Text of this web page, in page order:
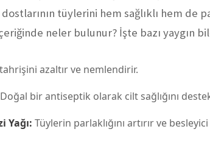
tüylerini hem sağlıklı hem de
neler bulunur? İşte bazı yaygın
azaltır ve nemlendirir.
Doğal bir antiseptik olarak cilt sağlığını
Yağı: Tüylerin parlaklığını artırır ve